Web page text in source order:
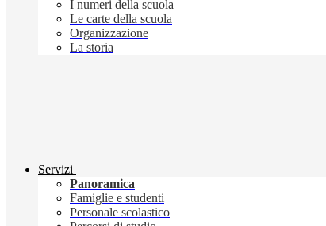
I numeri della scuola
Le carte della scuola
Organizzazione
La storia
Servizi
Panoramica
Famiglie e studenti
Personale scolastico